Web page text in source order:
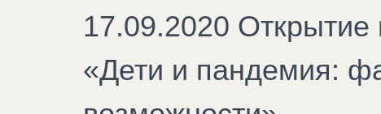
17.09.2020
«Дети и пандемия: